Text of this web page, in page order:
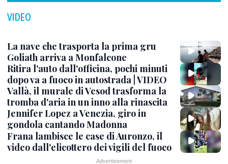
VIDEO
La nave che trasporta la prima gru
Goliath arriva a Monfalcone
Ritira l'auto dall'officina, pochi minuti
dopo va a fuoco in autostrada | VIDEO
Vallà, il murale di Vesod trasforma la
tromba d'aria in un inno alla rinascita
Jennifer Lopez a Venezia, giro in
gondola cantando Madonna
Frana lambisce le case di Auronzo, il
video dall'elicottero dei vigili del fuoco